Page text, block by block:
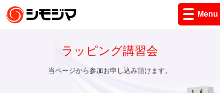
Menu
ラッピング講習会
当ページから参加お申し込み頂けます。